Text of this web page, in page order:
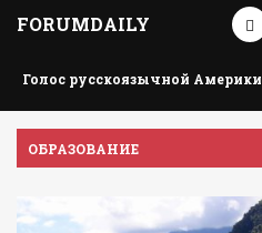
FORUMDAILY
Голос русскоязычной Америки
ОБРАЗОВАНИЕ